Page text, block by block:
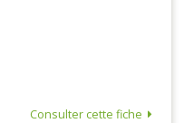
Consulter cette fiche